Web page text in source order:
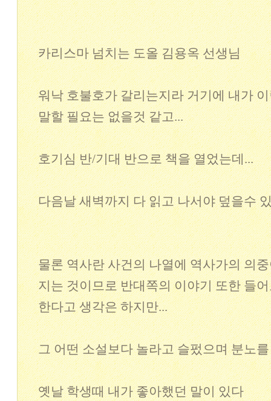
카리스마 넘치는 도올 김용옥 선생님
워낙 호불호가 갈리는지라 거기에 내가
말할 필요는 없을것 같고...
호기심 반/기대 반으로 책을 열었는데...
다음날 새벽까지 다 읽고 나서야 덮을수
물론 역사란 사건의 나열에 역사가의 의
지는 것이므로 반대쪽의 이야기 또한 들
한다고 생각은 하지만...
그 어떤 소설보다 놀라고 슬펐으며 분노
옛날 학생때 내가 좋아했던 말이 있다